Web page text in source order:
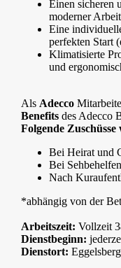
Einen sicheren
moderner
Eine
perfekten Start
Klimatisierte
und
Als Adecco
Benefits des Adecco
Folgende
Bei Heirat und
Bei
Nach
*abhängig von der
Arbeitszeit: Vollzeit
Dienstbeginn:
Dienstort: